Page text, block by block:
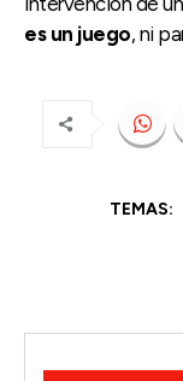
es un juego, ni
TEMAS: